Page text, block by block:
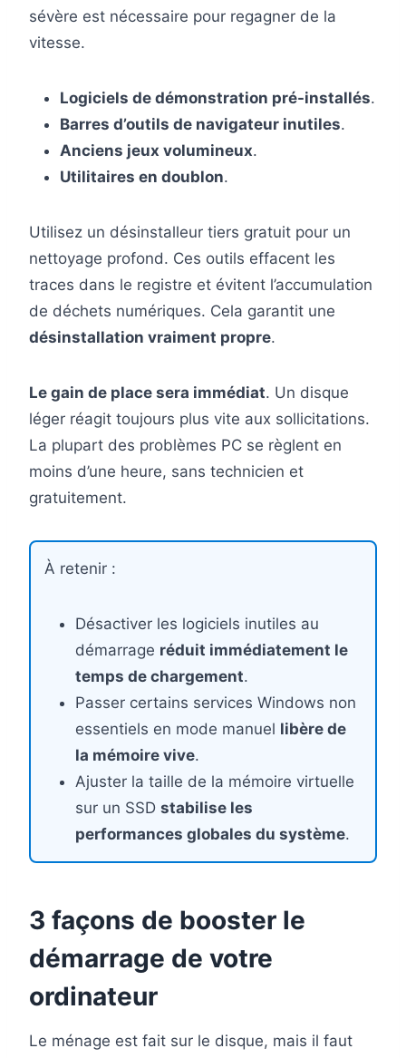
sévère est nécessaire pour regagner de la
vitesse.
Logiciels de démonstration pré-installés.
Barres d’outils de navigateur inutiles.
Anciens jeux volumineux.
Utilitaires en doublon.
Utilisez un désinstalleur tiers gratuit pour un
nettoyage profond. Ces outils effacent les
traces dans le registre et évitent l’accumulation
de déchets numériques. Cela garantit une
désinstallation vraiment propre.
Le gain de place sera immédiat. Un disque
léger réagit toujours plus vite aux sollicitations.
La plupart des problèmes PC se règlent en
moins d’une heure, sans technicien et
gratuitement.
À retenir :
Désactiver les logiciels inutiles au
démarrage réduit immédiatement le
temps de chargement.
Passer certains services Windows non
essentiels en mode manuel libère de
la mémoire vive.
Ajuster la taille de la mémoire virtuelle
sur un SSD stabilise les
performances globales du système.
3 façons de booster le
démarrage de votre
ordinateur
Le ménage est fait sur le disque, mais il faut